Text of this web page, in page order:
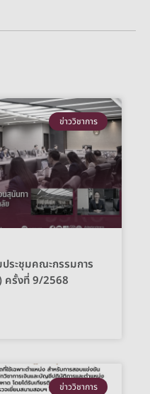
ข่าววิชาการ
ประชุมคณะกรรมการ
ครั้งที่ 9/2568
ข่าววิชาการ